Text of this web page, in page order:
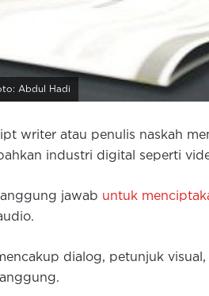
Abdul Hadi
writer atau penulis naskah
industri digital seperti
jawab untuk
dialog, petunjuk